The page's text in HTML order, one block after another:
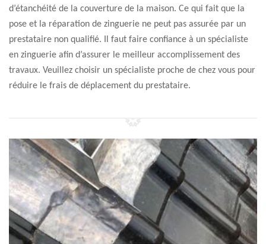
d’étanchéité de la couverture de la maison. Ce qui fait que la
pose et la réparation de zinguerie ne peut pas assurée par un
prestataire non qualifié. Il faut faire confiance à un spécialiste
en zinguerie afin d’assurer le meilleur accomplissement des
travaux. Veuillez choisir un spécialiste proche de chez vous pour
réduire le frais de déplacement du prestataire.